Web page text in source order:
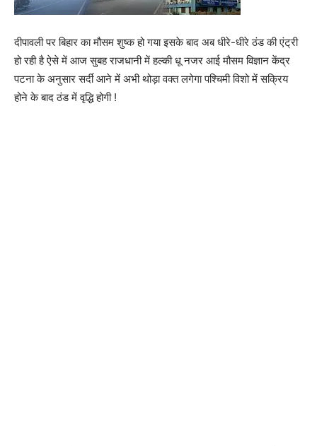
दीपावली पर बिहार का मौसम शुष्क हो गया इसके बाद अब धीरे-धीरे ठंड की एंट्री
हो रही है ऐसे में आज सुबह राजधानी में हल्की धू नजर आई मौसम विज्ञान केंद्र
पटना के अनुसार सर्दी आने में अभी थोड़ा वक्त लगेगा पश्चिमी विशो में सक्रिय
होने के बाद ठंड में वृद्धि होगी !